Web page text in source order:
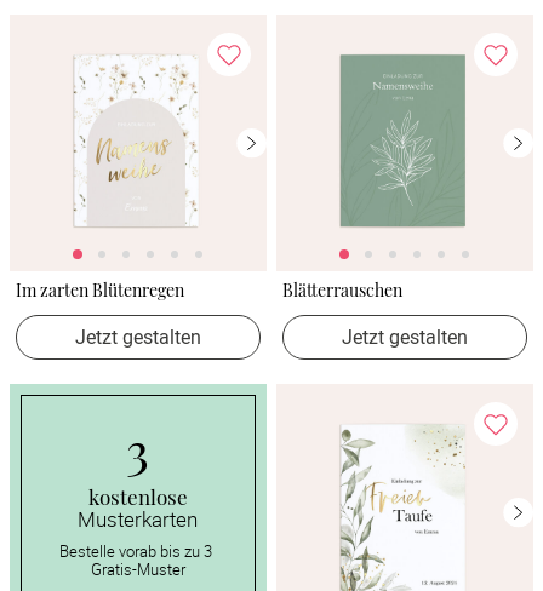
Im zarten Blütenregen
Jetzt gestalten
Blätterrauschen
Jetzt gestalten
3
kostenlose
Musterkarten
Bestelle vorab bis zu 3
Gratis-Muster